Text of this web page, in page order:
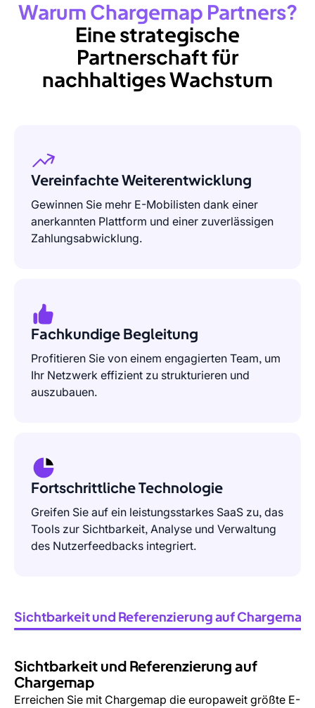
Warum Chargemap Partners?
Eine strategische
Partnerschaftfür
nachhaltigesWachstum
Vereinfachte Weiterentwicklung
Gewinnen Sie mehr E-Mobilisten dank einer
anerkannten Plattform und einer zuverlässigen
Zahlungsabwicklung.
Fachkundige Begleitung
Profitieren Sie von einem engagierten Team, um
Ihr Netzwerk effizient zu strukturieren und
auszubauen.
Fortschrittliche Technologie
Greifen Sie auf ein leistungsstarkes SaaS zu, das
Tools zur Sichtbarkeit, Analyse und Verwaltung
des Nutzerfeedbacks integriert.
Sichtbarkeit und Referenzierung auf Chargemap
Sichtbarkeit und Referenzierung auf
Chargemap
Erreichen Sie mit Chargemap die europaweit größte E-
Des
outils
pour